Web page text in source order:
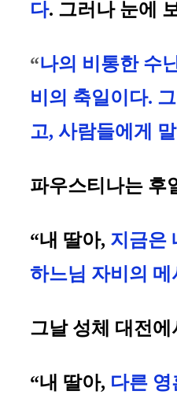
다. 그러나 눈에
“나의 비통한 수
비의 축일이다.
고, 사람들에게
파우스티나는 후
“내 딸아, 지금은
하느님 자비의
그날 성체 대전
“내 딸아, 다른